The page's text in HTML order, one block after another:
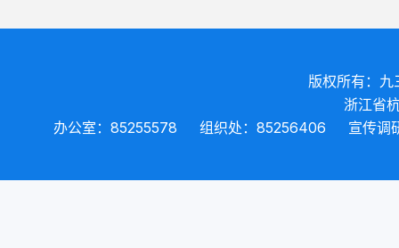
版权所有：九
浙江省
办公室：85255578
组织处：85256406 宣传调